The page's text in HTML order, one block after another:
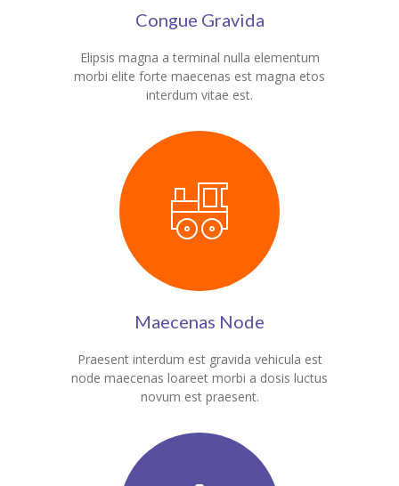
Congue Gravida
Elipsis magna a terminal nulla elementum
morbi elite forte maecenas est magna etos
interdum vitae est.
Maecenas Node
Praesent interdum est gravida vehicula est
node maecenas loareet morbi a dosis luctus
novum est praesent.